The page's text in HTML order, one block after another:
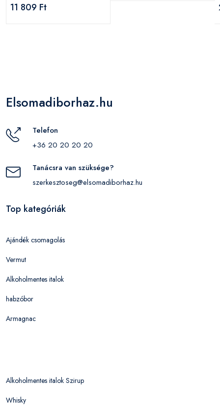
11 809 Ft
Elsomadiborhaz.hu
Telefon
+36 20 20 20 20
Tanácsra van szüksége?
szerkesztoseg@elsomadiborhaz.hu
Top kategóriák
Ajándék csomagolás
Vermut
Alkoholmentes italok
habzóbor
Armagnac
Alkoholmentes italok Szirup
Whisky